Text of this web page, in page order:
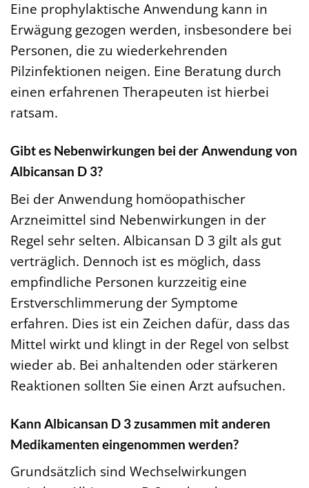
Eine prophylaktische Anwendung kann in
Erwägung gezogen werden, insbesondere bei
Personen, die zu wiederkehrenden
Pilzinfektionen neigen. Eine Beratung durch
einen erfahrenen Therapeuten ist hierbei
ratsam.
Gibt es Nebenwirkungen bei der Anwendung von
Albicansan D 3?
Bei der Anwendung homöopathischer
Arzneimittel sind Nebenwirkungen in der
Regel sehr selten. Albicansan D 3 gilt als gut
verträglich. Dennoch ist es möglich, dass
empfindliche Personen kurzzeitig eine
Erstverschlimmerung der Symptome
erfahren. Dies ist ein Zeichen dafür, dass das
Mittel wirkt und klingt in der Regel von selbst
wieder ab. Bei anhaltenden oder stärkeren
Reaktionen sollten Sie einen Arzt aufsuchen.
Kann Albicansan D 3 zusammen mit anderen
Medikamenten eingenommen werden?
Grundsätzlich sind Wechselwirkungen